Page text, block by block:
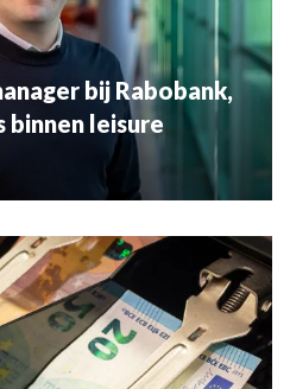
bij Rabobank,
binnen leisure